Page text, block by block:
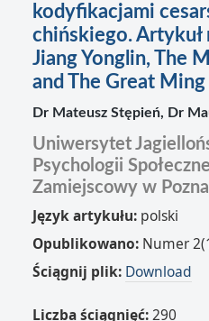
kodyfikacjami
chińskiego.
Jiang Yonglin, The
and The Great Ming
Dr Mateusz Stępień, Dr
Uniwersytet
Psychologii
Zamiejscowy w
Język artykułu: polski
Opublikowano: Numer
Ściągnij plik: Download
Liczba ściągnięć:290